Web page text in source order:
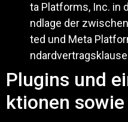
ta Platforms, Inc. in
ndlage der
ted und Meta
Plugins und
ktionen